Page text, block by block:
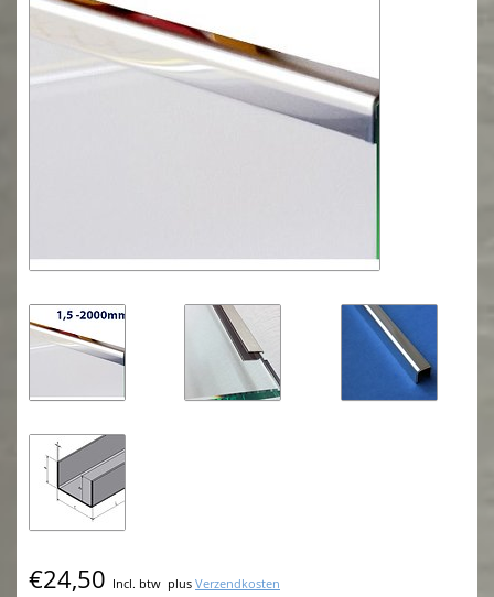
€24,50 Incl. btw plus Verzendkosten